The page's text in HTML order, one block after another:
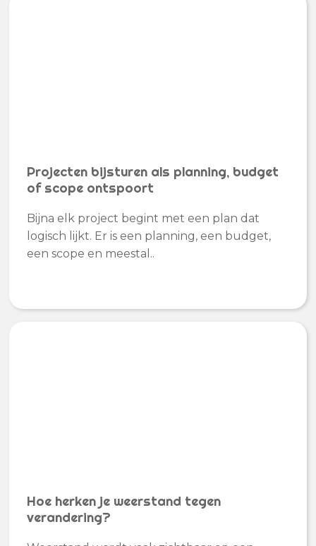
Projecten bijsturen als planning, budget
of scope ontspoort
Bijna elk project begint met een plan dat
logisch lijkt. Er is een planning, een budget,
een scope en meestal..
Hoe herken je weerstand tegen
verandering?